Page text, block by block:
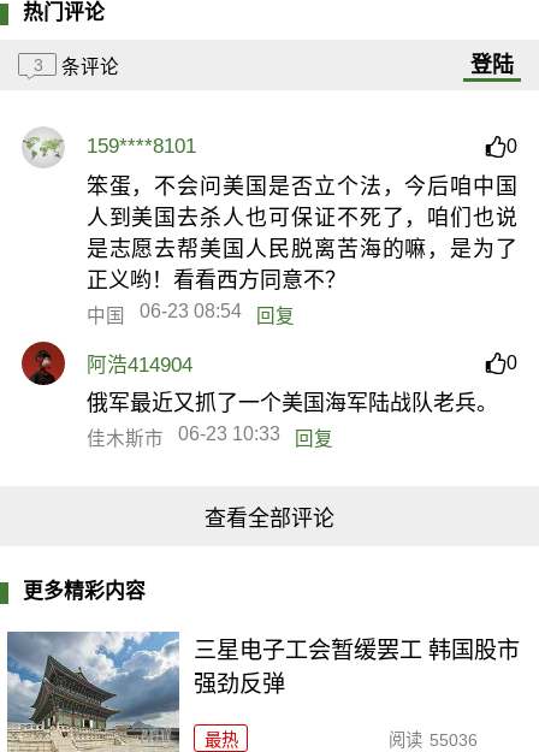
热门评论
3 条评论 登陆
159****8101 0
笨蛋，不会问美国是否立个法，今后咱中国
人到美国去杀人也可保证不死了，咱们也说
是志愿去帮美国人民脱离苦海的嘛，是为了
正义哟！看看西方同意不？
中国 06-23 08:54 回复
阿浩414904 0
俄军最近又抓了一个美国海军陆战队老兵。
佳木斯市 06-23 10:33 回复
查看全部评论
更多精彩内容
三星电子工会暂缓罢工 韩国股市
强劲反弹
最热 阅读 55036